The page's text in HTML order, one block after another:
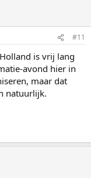
#11
is vrij lang
avond hier in
maar dat
natuurlijk.